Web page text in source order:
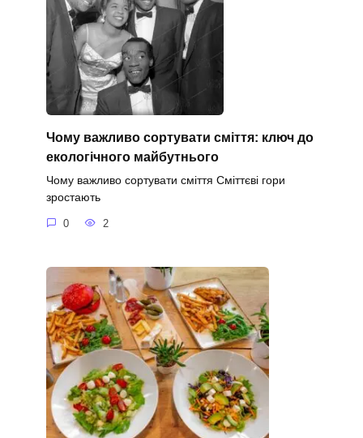
Чому важливо сортувати сміття: ключ до
екологічного майбутнього
Чому важливо сортувати сміття Сміттєві гори
зростають
0 2